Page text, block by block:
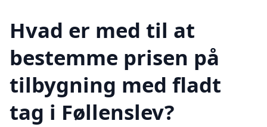
Hvad er med til at
bestemme prisen på
tilbygning med fladt
tag i Føllenslev?